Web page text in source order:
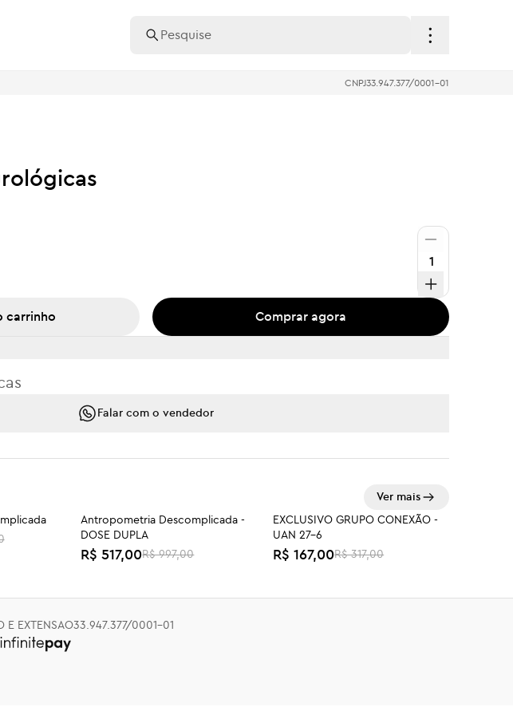
CNPJ33.947.377/0001-01
Comprar agora
carrinho
Falar com o vendedor
Ver mais
-48%
Antropometria Descomplicada -
DOSE DUPLA
R$ 517,00R$ 997,00
-47%
EXCLUSIVO GRUPO CONEXÃO -
UAN 27-6
R$ 167,00R$ 317,00
E EXTENSAO33.947.377/0001-01